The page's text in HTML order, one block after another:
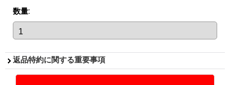
数量:
返品特約に関する重要事項